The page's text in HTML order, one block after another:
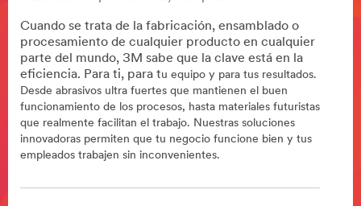
Cuando se trata de la fabricación, ensamblado o
procesamiento de cualquier producto en cualquier
parte del mundo, 3M sabe que la clave está en la
eficiencia. Para ti, para tu equipo y para tus resultados.
Desde abrasivos ultra fuertes que mantienen el buen
funcionamiento de los procesos, hasta materiales futuristas
que realmente facilitan el trabajo. Nuestras soluciones
innovadoras permiten que tu negocio funcione bien y tus
empleados trabajen sin inconvenientes.